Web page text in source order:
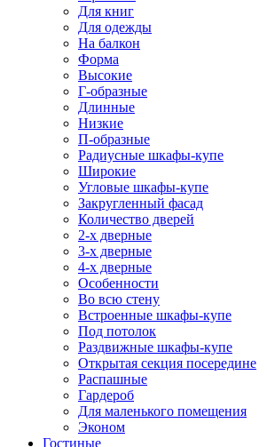
Для книг
Для одежды
На балкон
Форма
Высокие
Г-образные
Длинные
Низкие
П-образные
Радиусные шкафы-купе
Широкие
Угловые шкафы-купе
Закругленный фасад
Количество дверей
2-х дверные
3-х дверные
4-х дверные
Особенности
Во всю стену
Встроенные шкафы-купе
Под потолок
Раздвижные шкафы-купе
Открытая секция посередине
Распашные
Гардероб
Для маленького помещения
Эконом
Гостиные